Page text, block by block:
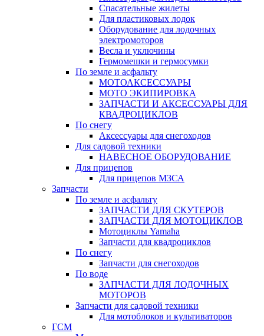
Спасательные жилеты
Для пластиковых лодок
Оборудование для лодочных
электромоторов
Весла и уключины
Гермомешки и гермосумки
По земле и асфальту
МОТОАКСЕССУАРЫ
МОТО ЭКИПИРОВКА
ЗАПЧАСТИ И АКСЕССУАРЫ ДЛЯ
КВАДРОЦИКЛОВ
По снегу
Аксессуары для снегоходов
Для садовой техники
НАВЕСНОЕ ОБОРУДОВАНИЕ
Для прицепов
Для прицепов МЗСА
Запчасти
По земле и асфальту
ЗАПЧАСТИ ДЛЯ СКУТЕРОВ
ЗАПЧАСТИ ДЛЯ МОТОЦИКЛОВ
Мотоциклы Yamaha
Запчасти для квадроциклов
По снегу
Запчасти для снегоходов
По воде
ЗАПЧАСТИ ДЛЯ ЛОДОЧНЫХ
МОТОРОВ
Запчасти для садовой техники
Для мотоблоков и культиваторов
ГСМ